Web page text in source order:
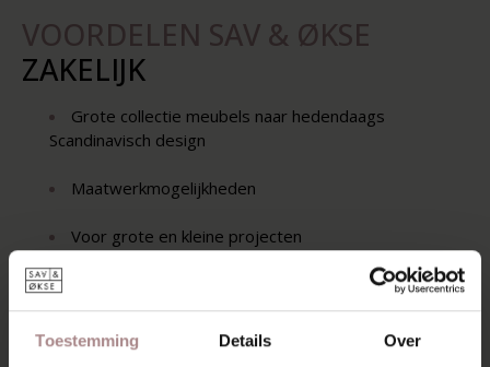
Toestemming Details Over
VOORDELEN SAV & ØKSE
ZAKELIJK
Grote collectie meubels naar hedendaags
Scandinavisch design
Maatwerkmogelijkheden
Voor grote en kleine projecten